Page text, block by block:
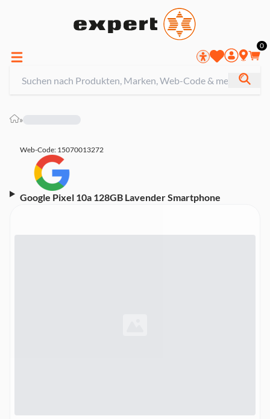
0
»
Web-Code: 15070013272
Google Pixel 10a 128GB Lavender Smartphone